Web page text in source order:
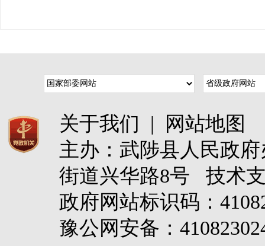
关于我们 |
网站地图
主办：武陟县人民政
街道兴华路8号 技术
政府网站标识码：
豫公网安备：